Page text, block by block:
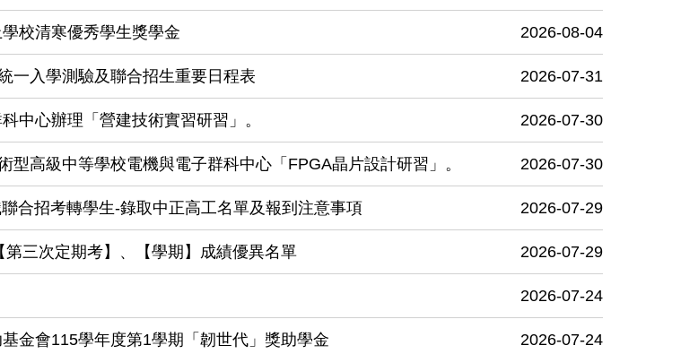
校清寒優秀學生獎學金 2026-08-04
一入學測驗及聯合招生重要日程表 2026-07-31
中心辦理「營建技術實習研習」。 2026-07-30
型高級中等學校電機與電子群科中心「FPGA晶片設計研習」。 2026-07-30
合招考轉學生-錄取中正高工名單及報到注意事項 2026-07-29
第三次定期考】、【學期】成績優異名單 2026-07-29
2026-07-24
金會115學年度第1學期「韌世代」獎助學金 2026-07-24